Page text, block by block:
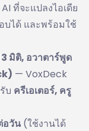
ที่จะแปลงไอเดีย
บได้ และพร้อมใช้
มิติ, อวาตาร์พูด
— VoxDeck
บ ครีเอเตอร์, ครู
อวัน (ใช้งานได้